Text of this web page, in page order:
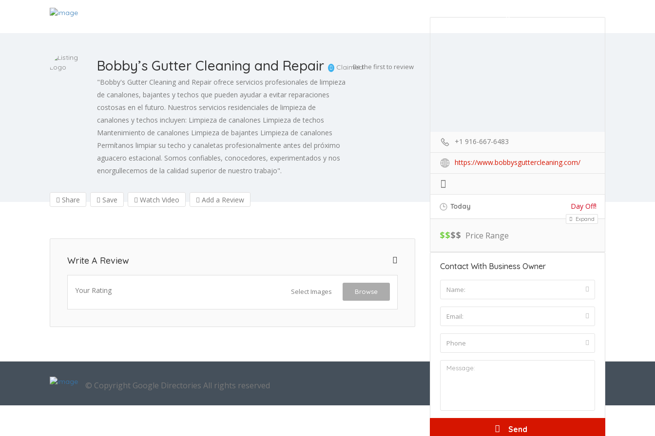
Sign In Add Listing
Bobby’s Gutter Cleaning and Repair Claimed
"Bobby's Gutter Cleaning and Repair ofrece servicios profesionales de limpieza
de canalones, bajantes y techos que pueden ayudar a evitar reparaciones
costosas en el futuro. Nuestros servicios residenciales de limpieza de
canalones y techos incluyen: Limpieza de canalones Limpieza de techos
Mantenimiento de canalones Limpieza de bajantes Limpieza de canalones
Permítanos limpiar su techo y canaletas profesionalmente antes del próximo
aguacero estacional. Somos confiables, conocedores, experimentados y nos
enorgullecemos de la calidad superior de nuestro trabajo".
Be the first to review
Share Save Watch Video Add a Review
Write A Review
Your Rating Select Images Browse
+1 916-667-6483
https://www.bobbysguttercleaning.com/
Today Day Off!
Expand
$$$$ Price Range
Contact With Business Owner
© Copyright Google Directories All rights reserved